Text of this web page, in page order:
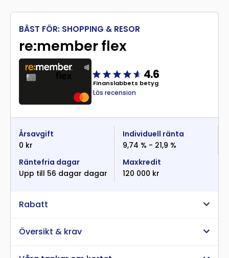
BÄST FÖR: SHOPPING & RESOR
4.6
Finanslabbets betyg
Läs recension
re:member flex
Årsavgift
0 kr
Individuell ränta
9,74 % - 21,9 %
Räntefria dagar
Upp till 56 dagar dagar
Maxkredit
120 000 kr
Rabatt
Översikt & krav